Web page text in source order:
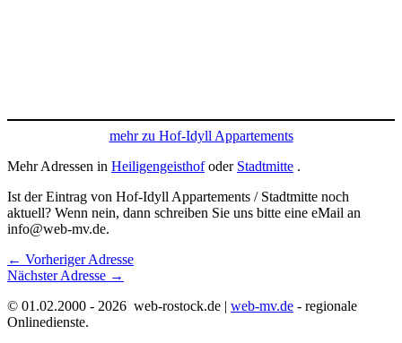
mehr zu Hof-Idyll Appartements
Mehr Adressen in Heiligengeisthofoder Stadtmitte .
Ist der Eintrag von Hof-Idyll Appartements / Stadtmitte noch
aktuell? Wenn nein, dann schreiben Sie uns bitte eine eMail an
info@web-mv.de.
← Vorheriger Adresse
Nächster Adresse →
© 01.02.2000 - 2026 web-rostock.de | web-mv.de - regionale
Onlinedienste.